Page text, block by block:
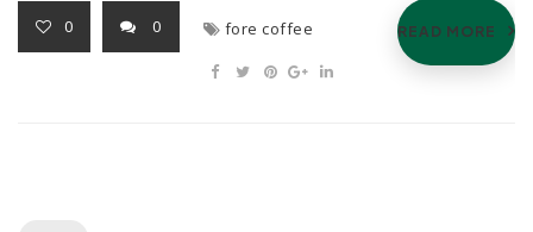
READ MORE
0 0 fore coffee